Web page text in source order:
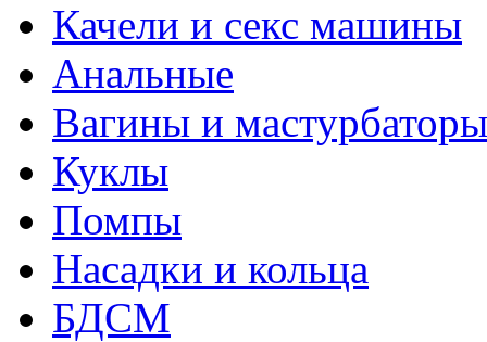
Качели и секс машины
Анальные
Вагины и мастурбаторы
Куклы
Помпы
Насадки и кольца
БДСМ